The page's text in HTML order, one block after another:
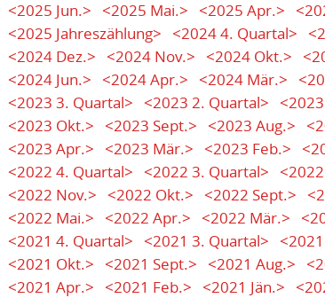
<2025 Jun.>
<2025 Mai.> <2025 Apr.>
<2025 Jahreszählung>
<2024 4. Quartal>
<2024 Dez.>
<2024 Nov.> <2024 Okt.>
<2024 Jun.>
<2024 Apr.> <2024 Mär.>
<2023 3. Quartal>
<2023 2. Quartal>
<2023 Okt.>
<2023 Sept.> <2023 Aug.>
<2023 Apr.>
<2023 Mär.> <2023 Feb.>
<2022 4. Quartal>
<2022 3. Quartal>
<2022 Nov.>
<2022 Okt.> <2022 Sept.>
<2022 Mai.>
<2022 Apr.> <2022 Mär.>
<2021 4. Quartal>
<2021 3. Quartal>
<2021 Okt.>
<2021 Sept.> <2021 Aug.>
<2021 Apr.>
<2021 Feb.> <2021 Jän.>